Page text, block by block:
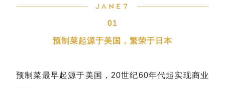
01
预制菜起源于美国，繁荣于日本
预制菜最早起源于美国，20世纪60年代起实现商业